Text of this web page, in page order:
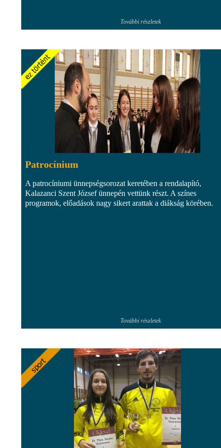
További részletek
Patrocínium
A patrocíniumi ünnepségsorozat keretében a rendalapító,
Kalazanci Szent József ünnepén vettünk részt. A színes
programok, előadások nagy sikert arattak a diákság körében.
További részletek